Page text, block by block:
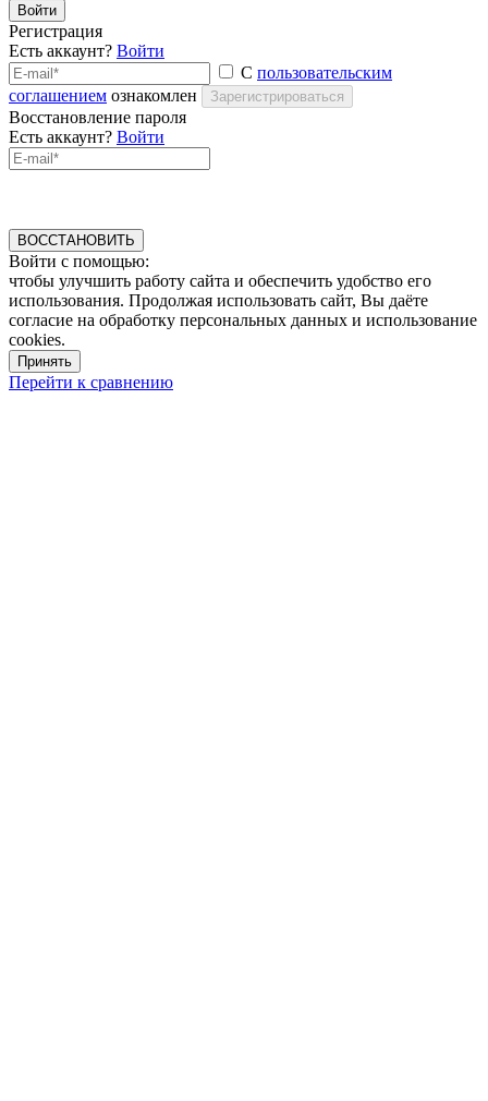
Войти
Регистрация
Есть аккаунт? Войти
С пользовательским
соглашением ознакомлен Зарегистрироваться
Восстановление пароля
Есть аккаунт? Войти
ВОССТАНОВИТЬ
Войти с помощью:
чтобы улучшить работу сайта и обеспечить удобство его
использования. Продолжая использовать сайт, Вы даёте
согласие на обработку персональных данных и использование
cookies.
Принять
Перейти к сравнению